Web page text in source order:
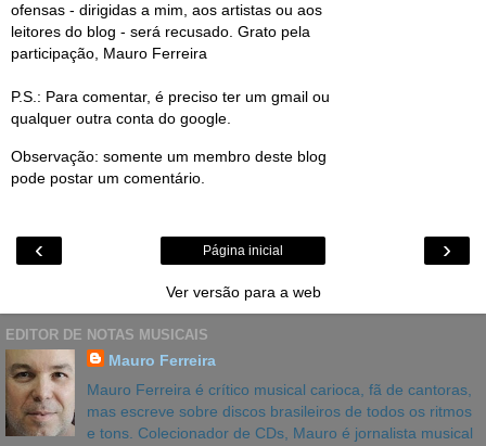
ofensas - dirigidas a mim, aos artistas ou aos
leitores do blog - será recusado. Grato pela
participação, Mauro Ferreira
P.S.: Para comentar, é preciso ter um gmail ou
qualquer outra conta do google.
Observação: somente um membro deste blog
pode postar um comentário.
‹ ›
Página inicial
Ver versão para a web
EDITOR DE NOTAS MUSICAIS
Mauro Ferreira
Mauro Ferreira é crítico musical carioca, fã de cantoras,
mas escreve sobre discos brasileiros de todos os ritmos
e tons. Colecionador de CDs, Mauro é jornalista musical